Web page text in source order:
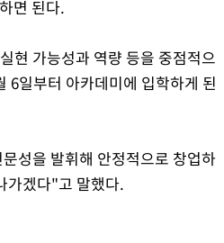
면 된다.
현 가능성과 역량 등을 중점적으
6일부터 아카데미에 입학하게 된
성을 발휘해 안정적으로 창업하
가겠다"고 말했다.